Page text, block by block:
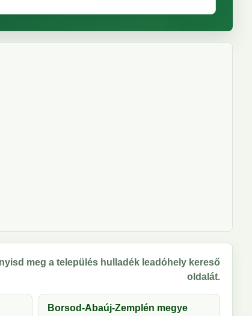
meg a település hulladék leadóhely kereső
oldalát.
Borsod-Abaúj-Zemplén megye